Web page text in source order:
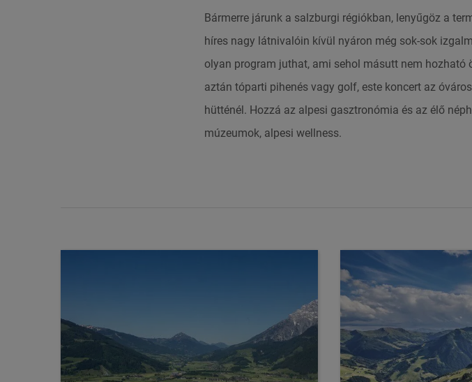
Bármerre járunk a salzburgi régiókban, lenyűgöz a
híres nagy látnivalóin kívül nyáron még sok-sok
olyan program juthat, ami sehol másutt nem hozható
aztán tóparti pihenés vagy golf, este koncert az
hütténél. Hozzá az alpesi gasztronómia és az élő
múzeumok, alpesi wellness.